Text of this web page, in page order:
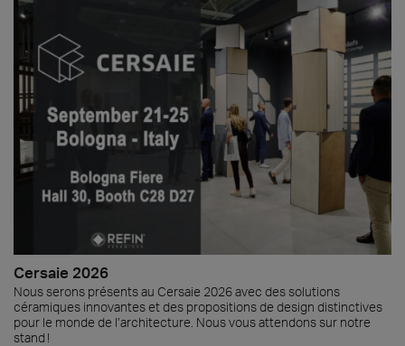
Cersaie 2026
Nous serons présents au Cersaie 2026 avec des solutions
céramiques innovantes et des propositions de design distinctives
pour le monde de l’architecture. Nous vous attendons sur notre
stand !